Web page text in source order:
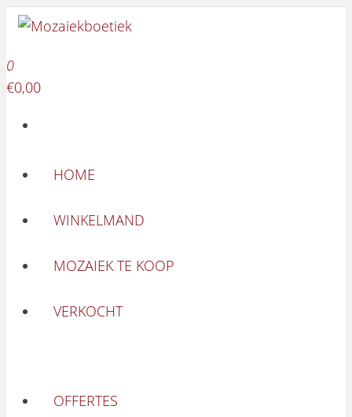
Ga naar de inhoud
0
€0,00
HOME
WINKELMAND
MOZAIEK TE KOOP
VERKOCHT
OFFERTES